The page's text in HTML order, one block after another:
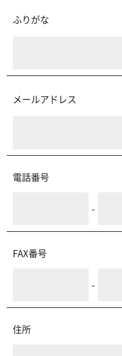
ふりがな
メールアドレス
電話番号
-
FAX番号
-
住所